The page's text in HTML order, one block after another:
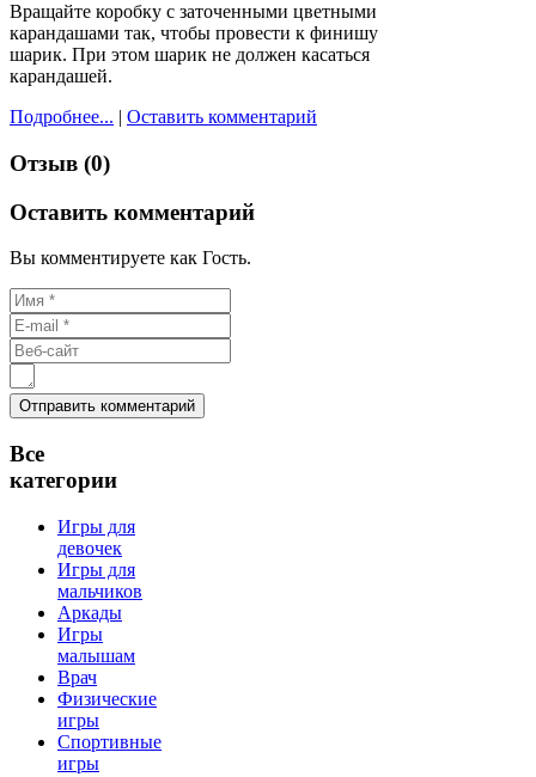
Вращайте коробку с заточенными цветными
карандашами так, чтобы провести к финишу
шарик. При этом шарик не должен касаться
карандашей.
Подробнее... | Оставить комментарий
Отзыв (0)
Оставить комментарий
Вы комментируете как Гость.
Все
категории
Игры для
девочек
Игры для
мальчиков
Аркады
Игры
малышам
Врач
Физические
игры
Спортивные
игры